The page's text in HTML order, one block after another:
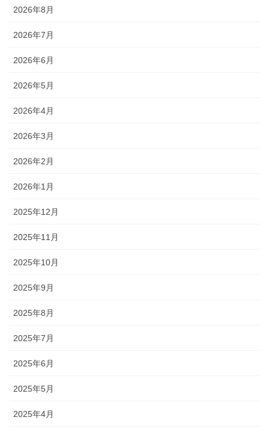
2026年8月
2026年7月
2026年6月
2026年5月
2026年4月
2026年3月
2026年2月
2026年1月
2025年12月
2025年11月
2025年10月
2025年9月
2025年8月
2025年7月
2025年6月
2025年5月
2025年4月